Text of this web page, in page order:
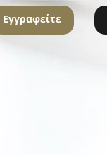
Εγγραφείτε